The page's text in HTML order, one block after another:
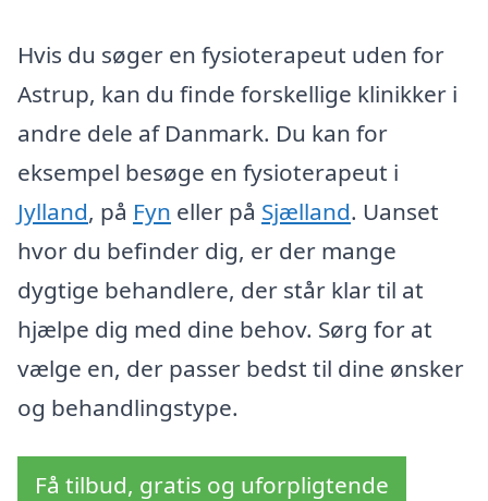
Hvis du søger en fysioterapeut uden for
Astrup, kan du finde forskellige klinikker i
andre dele af Danmark. Du kan for
eksempel besøge en fysioterapeut i
Jylland, på Fyn eller på Sjælland. Uanset
hvor du befinder dig, er der mange
dygtige behandlere, der står klar til at
hjælpe dig med dine behov. Sørg for at
vælge en, der passer bedst til dine ønsker
og behandlingstype.
Få tilbud, gratis og uforpligtende